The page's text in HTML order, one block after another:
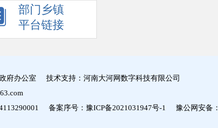
部门乡镇
平台链接
府办公室 技术支持：河南大河网数字科技有限公司
备案序号： 豫ICP备2021031947号-1 豫公网安备：